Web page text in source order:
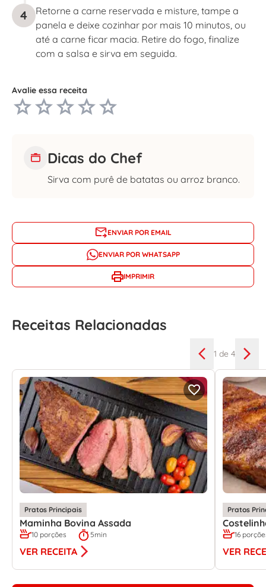
4
Retorne a carne reservada e misture, tampe a
panela e deixe cozinhar por mais 10 minutos, ou
até a carne ficar macia. Retire do fogo, finalize
com a salsa e sirva em seguida.
Avalie essa receita
Dicas do Chef
Sirva com purê de batatas ou arroz branco.
ENVIAR POR EMAIL
ENVIAR POR WHATSAPP
IMPRIMIR
Receitas Relacionadas
1 de 4
Pratos Principais
Maminha Bovina Assada
10 porções 5min
VER RECEITA
Pratos
16
VER